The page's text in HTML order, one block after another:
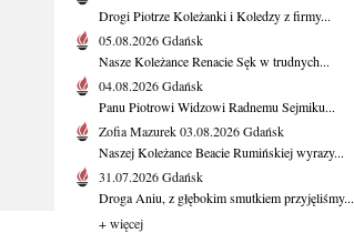
Drogi Piotrze Koleżanki i Koledzy z firmy...
05.08.2026Gdańsk
Nasze Koleżance Renacie Sęk w trudnych...
04.08.2026Gdańsk
Panu Piotrowi Widzowi Radnemu Sejmiku...
Zofia Mazurek03.08.2026Gdańsk
Naszej Koleżance Beacie Rumińskiej wyrazy...
31.07.2026Gdańsk
Droga Aniu, z głębokim smutkiem przyjęliśmy...
+ więcej